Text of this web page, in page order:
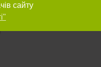
сайту